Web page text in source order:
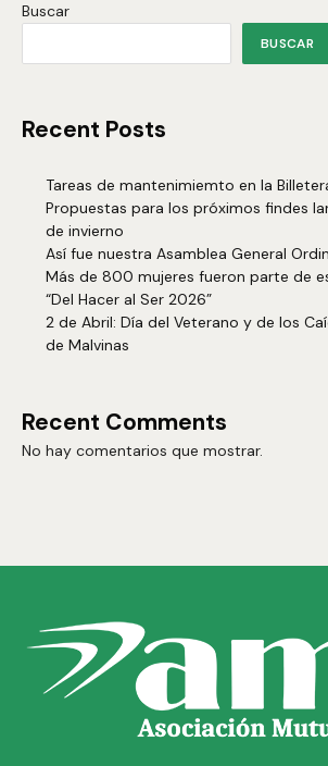
Buscar
BUSCAR
Recent Posts
Tareas de mantenimiemto en la
Propuestas para los próximos findes
de invierno
Así fue nuestra Asamblea General
Más de 800 mujeres fueron parte de
“Del Hacer al Ser 2026”
2 de Abril: Día del Veterano y de los
de Malvinas
Recent Comments
No hay comentarios que mostrar.